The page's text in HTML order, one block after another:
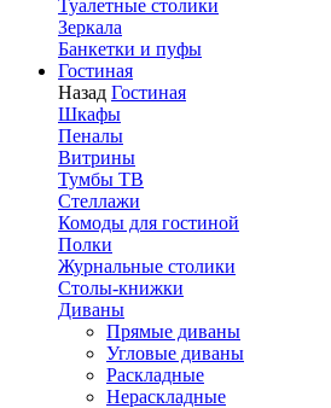
Туалетные столики
Зеркала
Банкетки и пуфы
Гостиная
Назад Гостиная
Шкафы
Пеналы
Витрины
Тумбы ТВ
Стеллажи
Комоды для гостиной
Полки
Журнальные столики
Столы-книжки
Диваны
Прямые диваны
Угловые диваны
Раскладные
Нераскладные